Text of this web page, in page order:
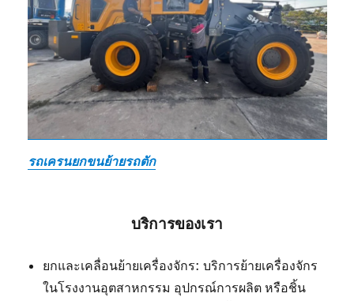
รถเครนยกขนย้ายรถตัก
บริการของเรา
ยกและเคลื่อนย้ายเครื่องจักร: บริการย้ายเครื่องจักร
ในโรงงานอุตสาหกรรม อุปกรณ์การผลิต หรือชิ้น